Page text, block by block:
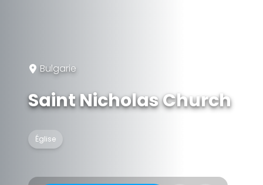
Bulgarie
Saint Nicholas Church
Église